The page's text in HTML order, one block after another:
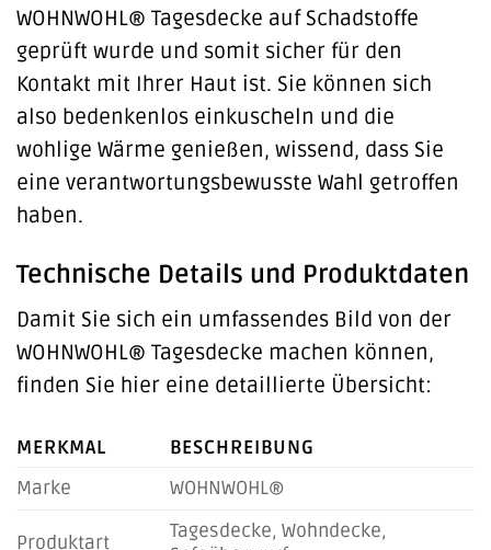
WOHNWOHL® Tagesdecke auf Schadstoffe
geprüft wurde und somit sicher für den
Kontakt mit Ihrer Haut ist. Sie können sich
also bedenkenlos einkuscheln und die
wohlige Wärme genießen, wissend, dass Sie
eine verantwortungsbewusste Wahl getroffen
haben.
Technische Details und Produktdaten
Damit Sie sich ein umfassendes Bild von der
WOHNWOHL® Tagesdecke machen können,
finden Sie hier eine detaillierte Übersicht:
MERKMAL
BESCHREIBUNG
Marke
WOHNWOHL®
Produktart
Tagesdecke, Wohndecke,